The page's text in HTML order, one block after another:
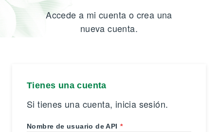
Accede a mi cuenta o crea una
nueva cuenta.
Tienes una cuenta
Si tienes una cuenta, inicia sesión.
Nombre de usuario de API